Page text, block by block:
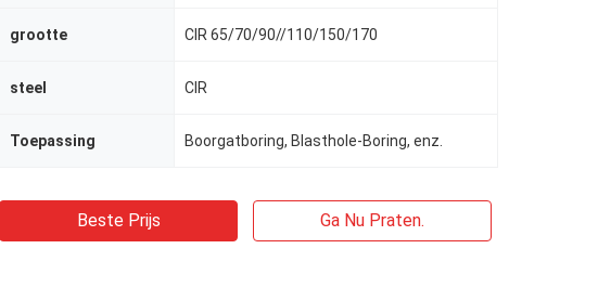
grootte CIR 65/70/90//110/150/170
steel CIR
Toepassing Boorgatboring, Blasthole-Boring, enz.
Beste Prijs Ga Nu Praten.